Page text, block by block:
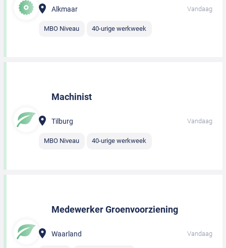
Alkmaar Vandaag
MBO Niveau 40-urige werkweek
Machinist
Tilburg Vandaag
MBO Niveau 40-urige werkweek
Medewerker Groenvoorziening
Waarland Vandaag